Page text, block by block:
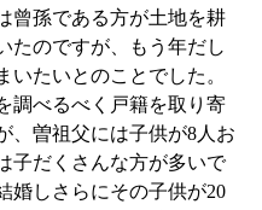
曾孫である方が土地を耕
たのですが、もう年だし
いたいとのことでした。
調べるべく戸籍を取り寄
、曽祖父には子供が8人お
子だくさんな方が多いで
婚しさらにその子供が20